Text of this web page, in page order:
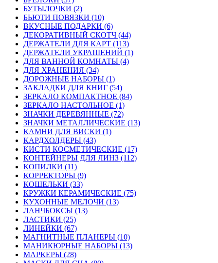
БУТЫЛОЧКИ (2)
БЬЮТИ ПОВЯЗКИ (10)
ВКУСНЫЕ ПОДАРКИ (6)
ДЕКОРАТИВНЫЙ СКОТЧ (44)
ДЕРЖАТЕЛИ ДЛЯ КАРТ (113)
ДЕРЖАТЕЛИ УКРАШЕНИЙ (1)
ДЛЯ ВАННОЙ КОМНАТЫ (4)
ДЛЯ ХРАНЕНИЯ (34)
ДОРОЖНЫЕ НАБОРЫ (1)
ЗАКЛАДКИ ДЛЯ КНИГ (54)
ЗЕРКАЛО КОМПАКТНОЕ (84)
ЗЕРКАЛО НАСТОЛЬНОЕ (1)
ЗНАЧКИ ДЕРЕВЯННЫЕ (72)
ЗНАЧКИ МЕТАЛЛИЧЕСКИЕ (13)
КАМНИ ДЛЯ ВИСКИ (1)
КАРДХОЛДЕРЫ (43)
КИСТИ КОСМЕТИЧЕСКИЕ (17)
КОНТЕЙНЕРЫ ДЛЯ ЛИНЗ (112)
КОПИЛКИ (11)
КОРРЕКТОРЫ (9)
КОШЕЛЬКИ (33)
КРУЖКИ КЕРАМИЧЕСКИЕ (75)
КУХОННЫЕ МЕЛОЧИ (13)
ЛАНЧБОКСЫ (13)
ЛАСТИКИ (25)
ЛИНЕЙКИ (67)
МАГНИТНЫЕ ПЛАНЕРЫ (10)
МАНИКЮРНЫЕ НАБОРЫ (13)
МАРКЕРЫ (28)